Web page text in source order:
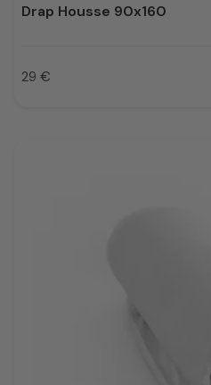
Drap Housse 90x160
Prix
29 €